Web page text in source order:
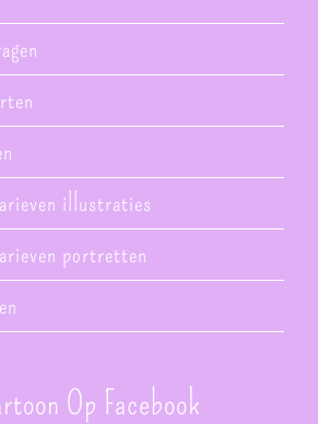
illustraties
portretten
Op Facebook